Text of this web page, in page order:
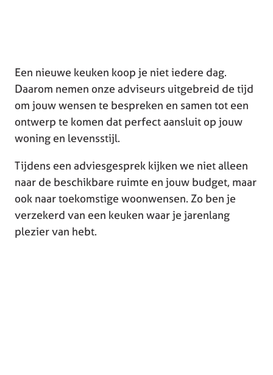
Een nieuwe keuken koop je niet iedere dag.
Daarom nemen onze adviseurs uitgebreid de tijd
om jouw wensen te bespreken en samen tot een
ontwerp te komen dat perfect aansluit op jouw
woning en levensstijl.
Tijdens een adviesgesprek kijken we niet alleen
naar de beschikbare ruimte en jouw budget, maar
ook naar toekomstige woonwensen. Zo ben je
verzekerd van een keuken waar je jarenlang
plezier van hebt.